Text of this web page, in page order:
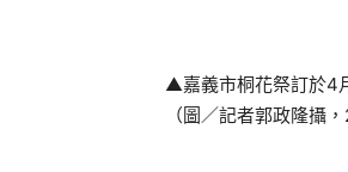
▲嘉義市桐花祭訂於4
（圖／記者郭政隆攝